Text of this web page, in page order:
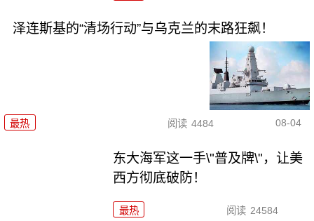
泽连斯基的“清场行动”与乌克兰的末路狂飙！
最热 阅读 4484 08-04
东大海军这一手\"普及牌\"，让美
西方彻底破防！
最热 阅读 24584